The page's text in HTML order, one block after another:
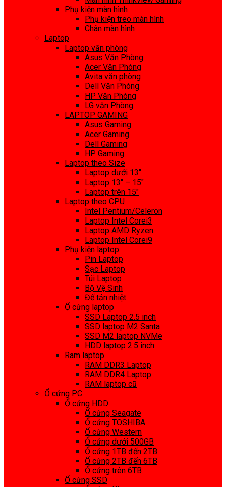
Phụ kiện màn hình
Phụ kiện treo màn hình
Chân màn hình
Laptop
Laptop văn phòng
Asus Văn Phòng
Acer Văn Phòng
Avita văn phòng
Dell Văn Phòng
HP Văn Phòng
LG văn Phòng
LAPTOP GAMING
Asus Gaming
Acer Gaming
Dell Gaming
HP Gaming
Laptop theo Size
Laptop dưới 13″
Laptop 13″ – 15″
Laptop trên 15″
Laptop theo CPU
Intel Pentium/Celeron
Laptop Intel Corei3
Laptop AMD Ryzen
Laptop Intel Corei9
Phụ kiện laptop
Pin Laptop
Sạc Laptop
Túi Laptop
Bộ Vệ Sinh
Đế tản nhiệt
Ổ cứng laptop
SSD Laptop 2.5 inch
SSD laptop M2 Santa
SSD M2 laptop NVMe
HDD laptop 2.5 inch
Ram laptop
RAM DDR3 Laptop
RAM DDR4 Laptop
RAM laptop cũ
Ổ cứng PC
Ổ cứng HDD
Ổ cứng Seagate
Ổ cứng TOSHIBA
Ổ cứng Western
Ổ cứng dưới 500GB
Ổ cứng 1TB đến 2TB
Ổ cứng 2TB đến 6TB
Ổ cứng trên 6TB
Ổ cứng SSD